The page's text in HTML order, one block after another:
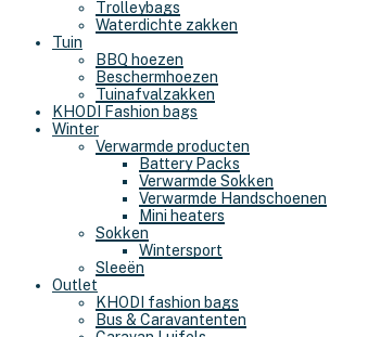
Trolleybags
Waterdichte zakken
Tuin
BBQ hoezen
Beschermhoezen
Tuinafvalzakken
KHODI Fashion bags
Winter
Verwarmde producten
Battery Packs
Verwarmde Sokken
Verwarmde Handschoenen
Mini heaters
Sokken
Wintersport
Sleeën
Outlet
KHODI fashion bags
Bus & Caravantenten